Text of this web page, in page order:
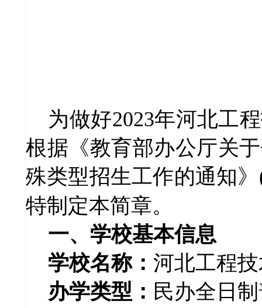
为做好2023年河北工
根据《教育部办公厅关
殊类型招生工作的通知
特制定本简章。
一、学校基本信息
学校名称：河北工程
办学类型： 民办全日